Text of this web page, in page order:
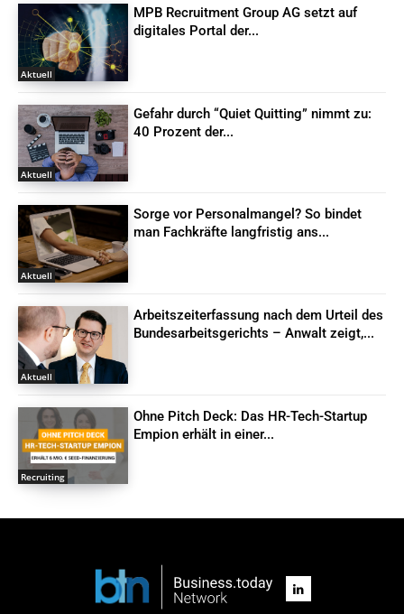
Aktuell
MPB Recruitment Group AG setzt auf
digitales Portal der...
Aktuell
Gefahr durch “Quiet Quitting” nimmt zu:
40 Prozent der...
Aktuell
Sorge vor Personalmangel? So bindet
man Fachkräfte langfristig ans...
Aktuell
Arbeitszeiterfassung nach dem Urteil des
Bundesarbeitsgerichts – Anwalt zeigt,...
Recruiting
Ohne Pitch Deck: Das HR-Tech-Startup
Empion erhält in einer...